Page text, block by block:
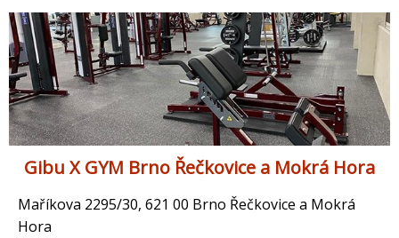
Gibu X GYM Brno Řečkovice a Mokrá Hora
Maříkova 2295/30, 621 00 Brno Řečkovice a Mokrá
Hora